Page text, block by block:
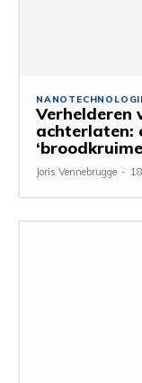
Verhelderen
achterlaten:
Joris Vennebrugge -